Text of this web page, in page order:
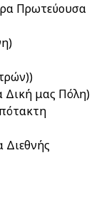
Πρωτεύουσα
μας Πόλη)